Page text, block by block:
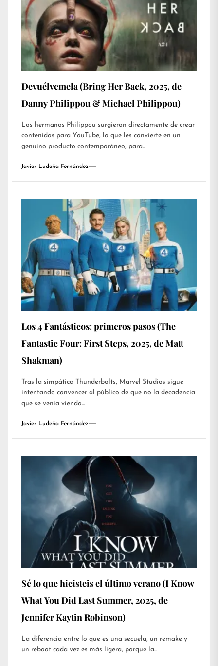
Devuélvemela (Bring Her Back, 2025, de
Danny Philippou & Michael Philippou)
Los hermanos Philippou surgieron directamente de crear
contenidos para YouTube, lo que les convierte en un
genuino producto contemporáneo, para...
Javier Ludeña Fernández
Los 4 Fantásticos: primeros pasos (The
Fantastic Four: First Steps, 2025, de Matt
Shakman)
Tras la simpática Thunderbolts, Marvel Studios sigue
intentando convencer al público de que no la decadencia
que se venía viendo...
Javier Ludeña Fernández
Sé lo que hicisteis el último verano (I Know
What You Did Last Summer, 2025, de
Jennifer Kaytin Robinson)
La diferencia entre lo que es una secuela, un remake y
un reboot cada vez es más ligera, porque la...